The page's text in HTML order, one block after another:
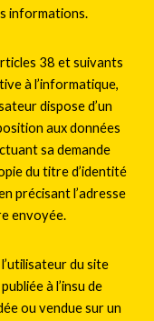
informations.
38 et suivants
à l’informatique,
dispose d’un
aux données
sa demande
du titre d’identité
précisant l’adresse
envoyée.
du site
à l’insu de
ou vendue sur un